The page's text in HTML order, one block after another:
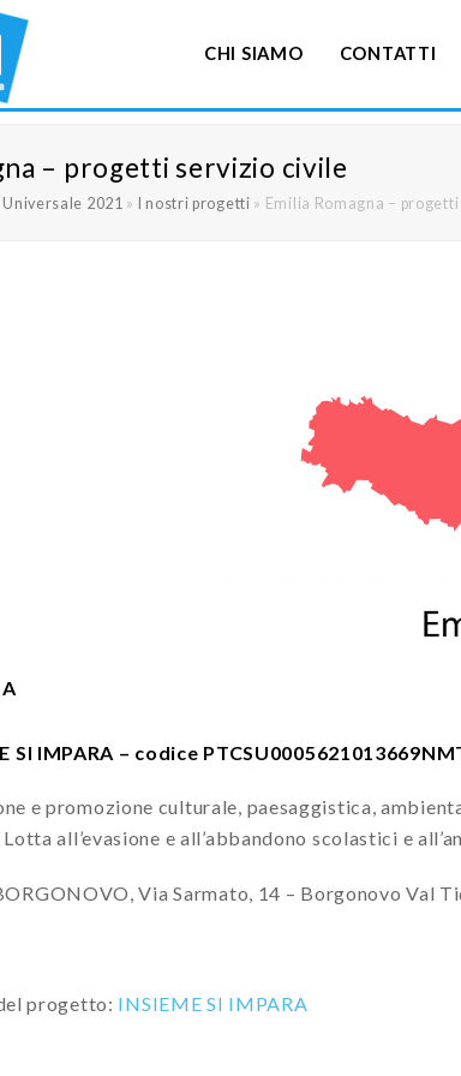
CHI SIAMO CONTATTI
– progetti servizio civile
2021 » I nostri progetti » Emilia Romagna –
SI IMPARA – codice
e promozione culturale, paesaggistica,
all’evasione e all’abbandono scolastici e
Via Sarmato, 14 – Borgonovo Val
progetto: INSIEME SI IMPARA